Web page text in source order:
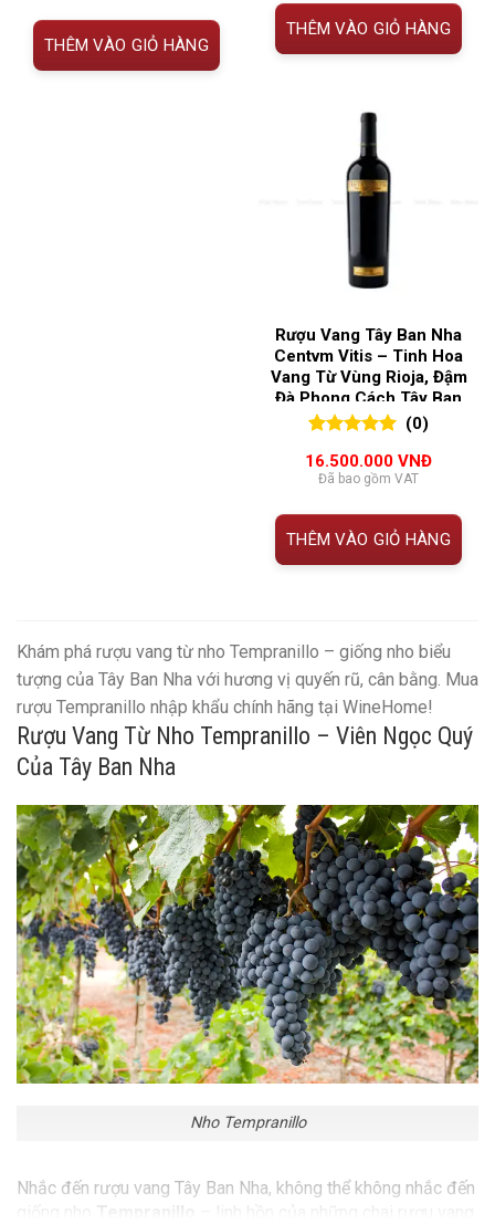
THÊM VÀO GIỎ HÀNG
THÊM VÀO GIỎ HÀNG
Rượu Vang Tây Ban Nha
Centvm Vitis – Tinh Hoa
Vang Từ Vùng Rioja, Đậm
Đà Phong Cách Tây Ban
Nha
đánh giá
(0)
16.500.000 VNĐ
Đã bao gồm VAT
THÊM VÀO GIỎ HÀNG
Khám phá rượu vang từ nho Tempranillo – giống nho biểu
tượng của Tây Ban Nha với hương vị quyến rũ, cân bằng. Mua
rượu Tempranillo nhập khẩu chính hãng tại WineHome!
Rượu Vang Từ Nho Tempranillo – Viên Ngọc Quý
Của Tây Ban Nha
Nho Tempranillo
Nhắc đến rượu vang Tây Ban Nha, không thể không nhắc đến
giống nho Tempranillo
– linh hồn của những chai rượu vang